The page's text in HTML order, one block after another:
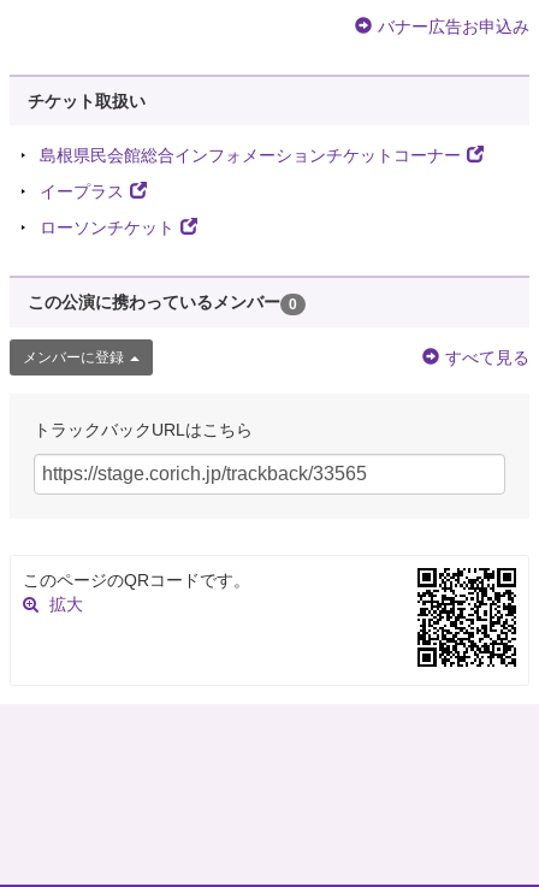
バナー広告お申込み
チケット取扱い
島根県民会館総合インフォメーションチケットコーナー
イープラス
ローソンチケット
この公演に携わっているメンバー 0
メンバーに登録 すべて見る
トラックバックURLはこちら
このページのQRコードです。
拡大